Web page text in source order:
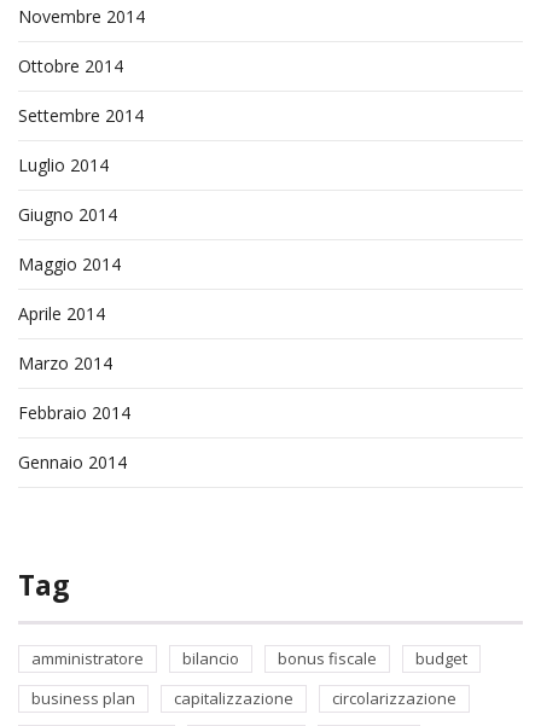
Novembre 2014
Ottobre 2014
Settembre 2014
Luglio 2014
Giugno 2014
Maggio 2014
Aprile 2014
Marzo 2014
Febbraio 2014
Gennaio 2014
Tag
amministratore bilancio bonus fiscale
budget
business plan
capitalizzazione
circolarizzazione